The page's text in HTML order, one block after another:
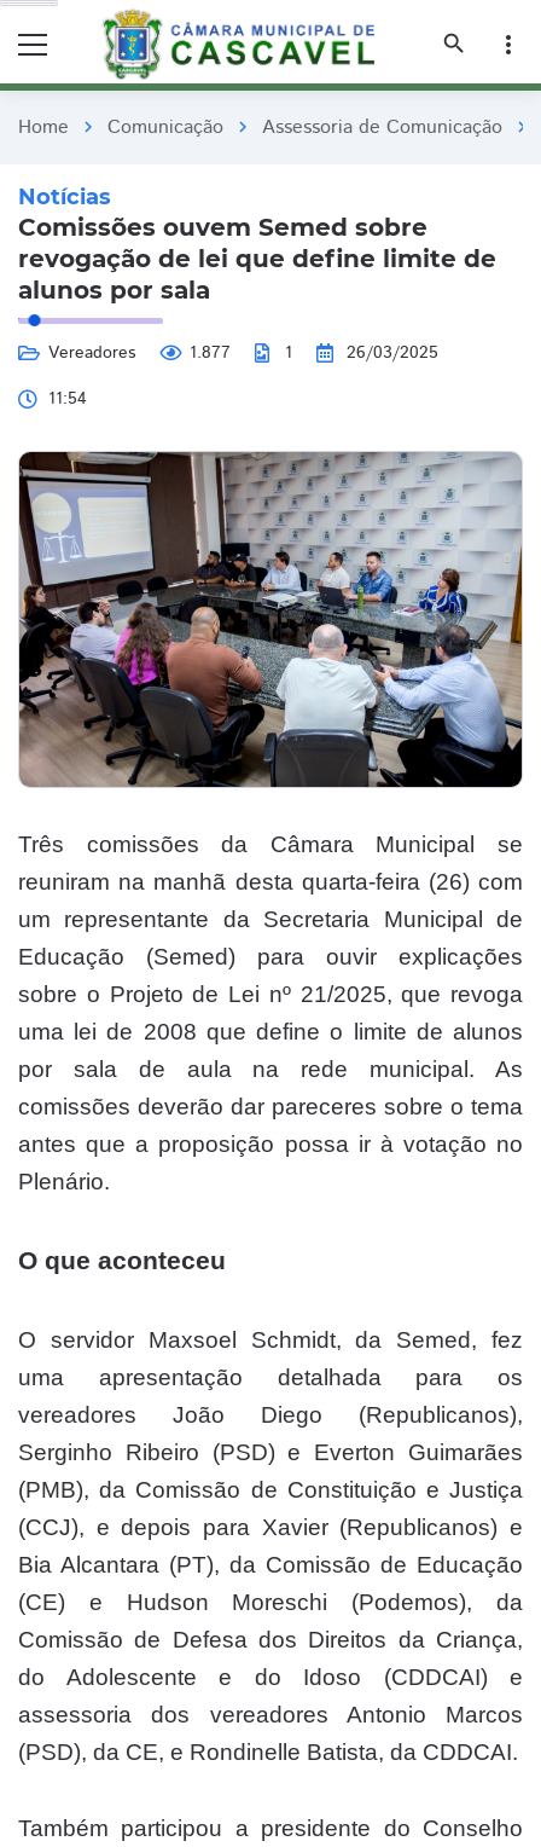
remove_red_eye
search
more_vert
Home chevron_right Comunicação chevron_right Assessoria de Comunicação chevron_right
Notícias
Comissões ouvem Semed sobre
revogação de lei que define limite de
alunos por sala
Vereadores 1.877 1
26/03/2025
11:54
Três comissões da Câmara Municipal se
reuniram na manhã desta quarta-feira (26) com
um representante da Secretaria Municipal de
Educação (Semed) para ouvir explicações
sobre o Projeto de Lei nº 21/2025, que revoga
uma lei de 2008 que define o limite de alunos
por sala de aula na rede municipal. As
comissões deverão dar pareceres sobre o tema
antes que a proposição possa ir à votação no
Plenário.
O que aconteceu
O servidor Maxsoel Schmidt, da Semed, fez
uma apresentação detalhada para os
vereadores João Diego (Republicanos),
Serginho Ribeiro (PSD) e Everton Guimarães
(PMB), da Comissão de Constituição e Justiça
(CCJ), e depois para Xavier (Republicanos) e
Bia Alcantara (PT), da Comissão de Educação
(CE) e Hudson Moreschi (Podemos), da
Comissão de Defesa dos Direitos da Criança,
do Adolescente e do Idoso (CDDCAI) e
assessoria dos vereadores Antonio Marcos
(PSD), da CE, e Rondinelle Batista, da CDDCAI.
Também participou a presidente do Conselho